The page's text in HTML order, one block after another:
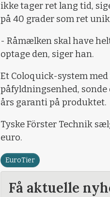
ikke tager ret lang tid,
på 40 grader som ret
- Råmælken skal have
optage den, siger han.
Et Coloquick-system
påfyldningsenhed, sonde
års garanti på produktet.
Tyske Förster Technik
euro.
EuroTier
Få aktuelle